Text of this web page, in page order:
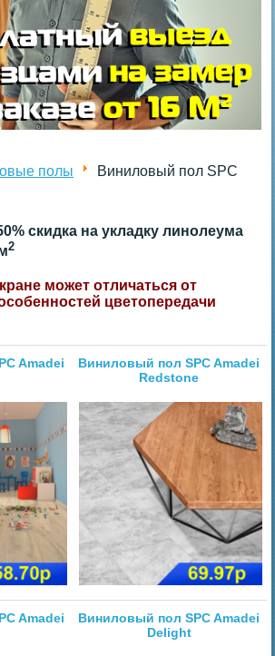
полы
Виниловый пол SPC
скидка на укладку линолеума
2
может отличаться от
цветопередачи
Amadei
Виниловый пол SPC Amadei
Redstone
Amadei
Виниловый пол SPC Amadei
Delight